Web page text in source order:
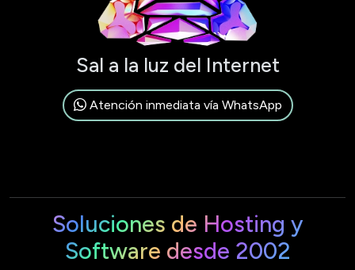
Sal a la luz del Internet
Atención inmediata vía WhatsApp
Soluciones de Hosting y
Software desde 2002